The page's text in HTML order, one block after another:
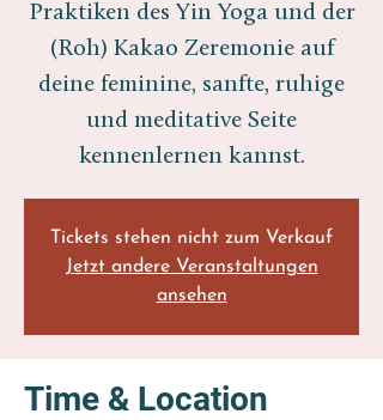
Praktiken des Yin Yoga und der
(Roh) Kakao Zeremonie auf
deine feminine, sanfte, ruhige
und meditative Seite
kennenlernen kannst.
Tickets stehen nicht zum Verkauf
Jetzt andere Veranstaltungen
ansehen
Time & Location